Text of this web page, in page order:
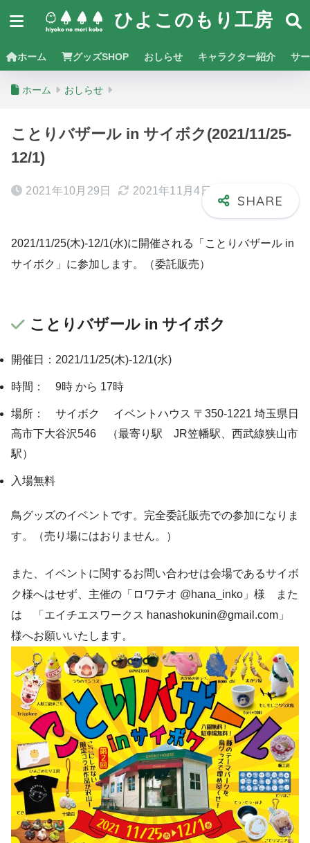
ひよこのもり工房
ホーム グッズSHOP おしらせ キャラクター紹介 サ
ホーム おしらせ
ことりバザール in サイボク(2021/11/25-
12/1)
2021年10月29日 2021年11月4日
2021/11/25(木)-12/1(水)に開催される「ことりバザール in
サイボク」に参加します。（委託販売）
ことりバザール in サイボク
開催日：2021/11/25(木)-12/1(水)
時間： 9時 から 17時
場所： サイボク イベントハウス 〒350-1221 埼玉県日
高市下大谷沢546 （最寄り駅 JR笠幡駅、西武線狭山市
駅）
入場無料
鳥グッズのイベントです。完全委託販売での参加になりま
す。（売り場にはおりません。）
また、イベントに関するお問い合わせは会場であるサイボ
ク様へはせず、主催の「ロワテオ @hana_inko」様 また
は 「エイチエスワークス hanashokunin@gmail.com」
様へお願いいたします。